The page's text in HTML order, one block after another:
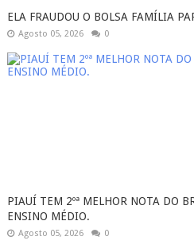
ELA FRAUDOU O BOLSA FAMÍLIA
Agosto 05, 2026 0
PIAUÍ TEM 2ºª MELHOR NOTA DO
ENSINO MÉDIO.
Agosto 05, 2026 0